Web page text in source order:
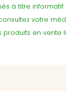
à titre
votre
en vente